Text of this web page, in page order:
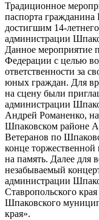
Традиционное
паспорта
достигшим 14-
администрации
Данное мероприятие
Федерации с целью
ответственности за
юных граждан. Для
на сцену были
администрации
Андрей Романенко,
Шпаковском районе
Ветеранов по
конце торжественной
на память. Далее для
незабываемый
администрации
Ставропольского
Шпаковского
края».